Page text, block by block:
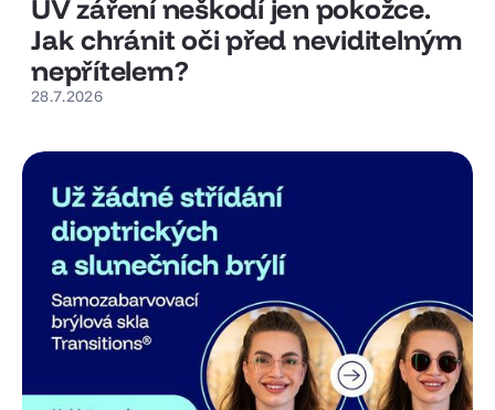
UV záření neškodí jen pokožce.
Jak chránit oči před neviditelným
nepřítelem?
28.7.2026